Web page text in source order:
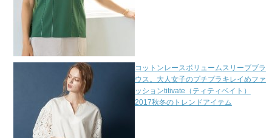
コットンレースボリュームスリーブブラ
ウス。大人女子のプチプラキレイめファ
ッションtitivate（ティティベイト）
2017秋冬のトレンドアイテム